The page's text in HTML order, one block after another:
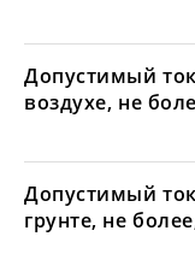
Допустимый
воздухе, не
Допустимый
грунте, не